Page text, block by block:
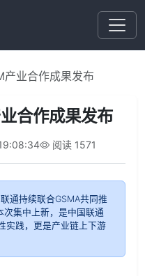
产业合作成果发布
合作成果发布
阅读 1571
通持续联合GSMA共同推
次集中上新，是中国联通
实践，更是产业链上下游